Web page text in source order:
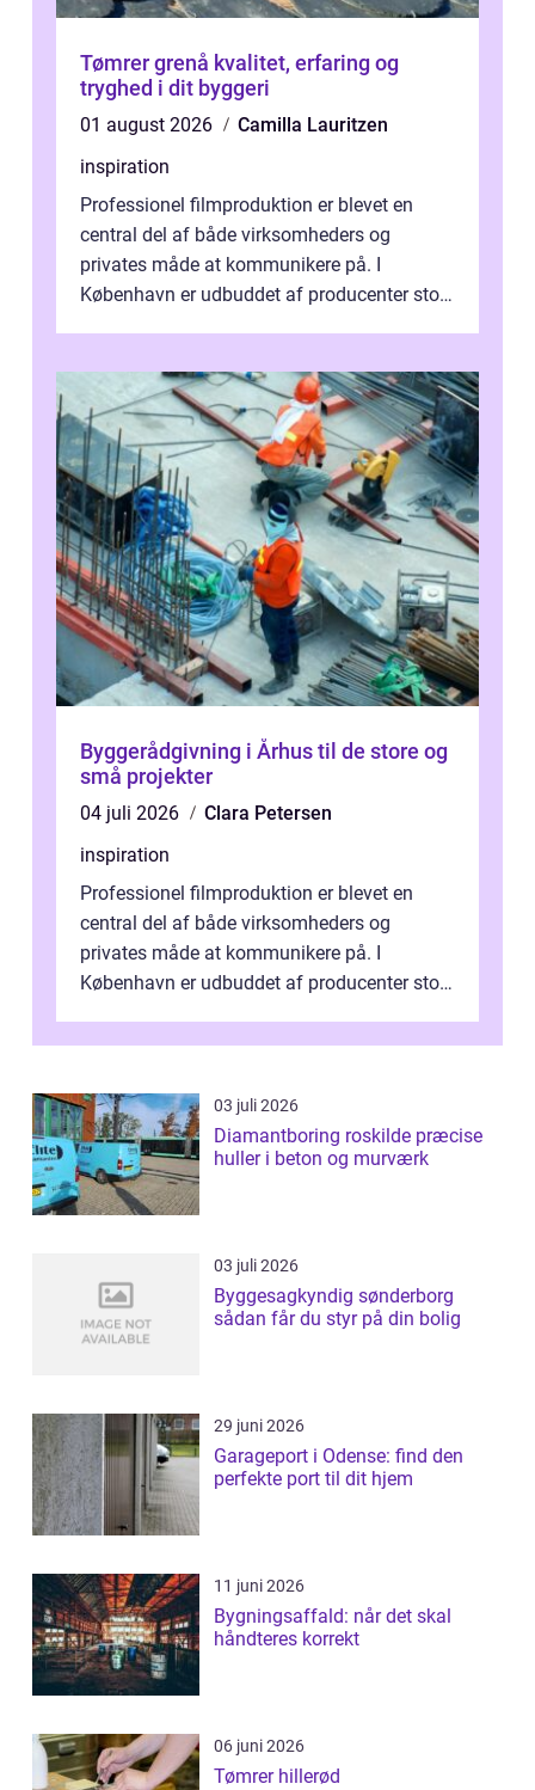
Tømrer grenå kvalitet, erfaring og
tryghed i dit byggeri
01 august 2026
Camilla Lauritzen
inspiration
Professionel filmproduktion er blevet en
central del af både virksomheders og
privates måde at kommunikere på. I
København er udbuddet af producenter stort,
Byggerådgivning i Århus til de store og
små projekter
04 juli 2026
Clara Petersen
inspiration
Professionel filmproduktion er blevet en
central del af både virksomheders og
privates måde at kommunikere på. I
København er udbuddet af producenter stort,
inti...
03 juli 2026
Diamantboring roskilde præcise
huller i beton og murværk
03 juli 2026
Byggesagkyndig sønderborg
sådan får du styr på din bolig
29 juni 2026
Garageport i Odense: find den
perfekte port til dit hjem
11 juni 2026
Bygningsaffald: når det skal
håndteres korrekt
06 juni 2026
Tømrer hillerød